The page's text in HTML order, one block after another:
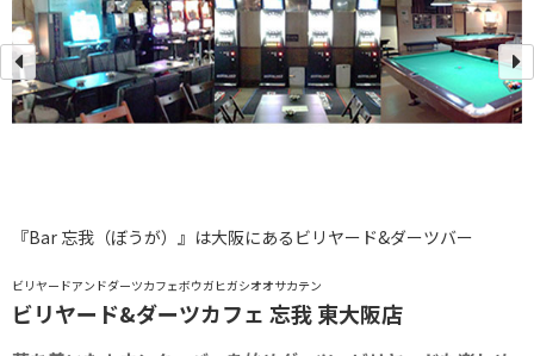
ビリヤードアンドダーツカフェボウガヒガシオオサカテン
ビリヤード&ダーツカフェ 忘我 東大阪店
『Bar 忘我（ぼうが）』は大阪にあるビリヤード&ダーツバー